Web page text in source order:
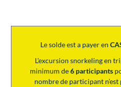
Le solde est a payer en
L'excursion snorkeling en
minimum de6 participants
nombre de participant n’est